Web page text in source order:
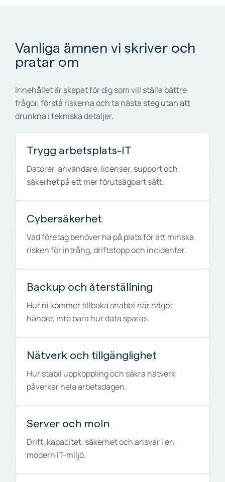
Vanliga ämnen vi skriver och
pratar om
Innehållet är skapat för dig som vill ställa bättre
frågor, förstå riskerna och ta nästa steg utan att
drunkna i tekniska detaljer.
Trygg arbetsplats-IT
Datorer, användare, licenser, support och
säkerhet på ett mer förutsägbart sätt.
Cybersäkerhet
Vad företag behöver ha på plats för att minska
risken för intrång, driftstopp och incidenter.
Backup och återställning
Hur ni kommer tillbaka snabbt när något
händer, inte bara hur data sparas.
Nätverk och tillgänglighet
Hur stabil uppkoppling och säkra nätverk
påverkar hela arbetsdagen.
Server och moln
Drift, kapacitet, säkerhet och ansvar i en
modern IT-miljö.